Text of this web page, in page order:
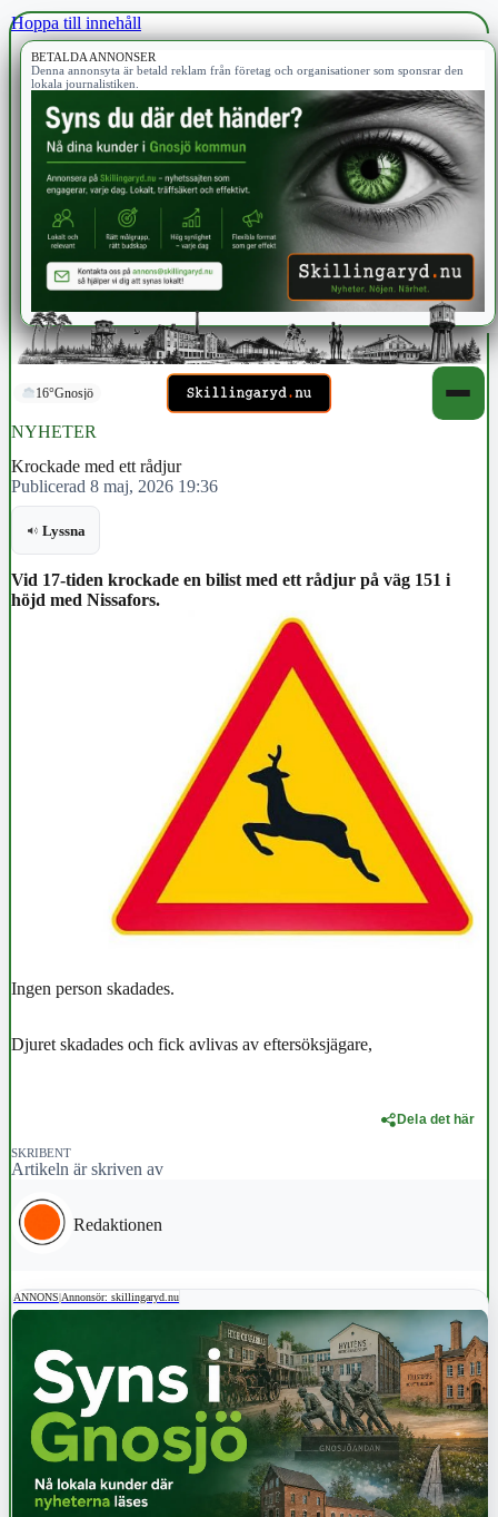
Hoppa till innehåll
BETALDA ANNONSER
Denna annonsyta är betald reklam från företag och organisationer som sponsrar den
lokala journalistiken.
16°Gnosjö
NYHETER
Krockade med ett rådjur
Publicerad 8 maj, 2026 19:36
Lyssna
Vid 17-tiden krockade en bilist med ett rådjur på väg 151 i
höjd med Nissafors.
Ingen person skadades.
Djuret skadades och fick avlivas av eftersöksjägare,
Dela det här
SKRIBENT
Artikeln är skriven av
Redaktionen
ANNONS|Annonsör: skillingaryd.nu